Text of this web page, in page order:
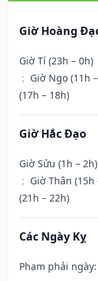
Giờ Hoàng
Giờ Tí (23h – 0h)
; Giờ Ngọ (11h
(17h – 18h)
Giờ Hắc Đạo
Giờ Sửu (1h – 2h)
; Giờ Thân (15h
(21h – 22h)
Các Ngày Kỵ
Phạm phải ngày: